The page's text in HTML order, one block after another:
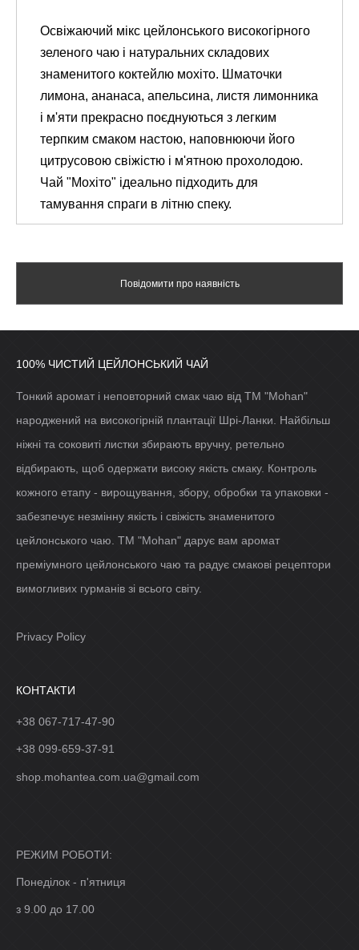
Освіжаючий мікс цейлонського високогірного
зеленого чаю і натуральних складових
знаменитого коктейлю мохіто. Шматочки
лимона, ананаса, апельсина, листя лимонника
і м'яти прекрасно поєднуються з легким
терпким смаком настою, наповнюючи його
цитрусовою свіжістю і м'ятною прохолодою.
Чай "Мохіто" ідеально підходить для
тамування спраги в літню спеку.
Повідомити про наявність
100% ЧИСТИЙ ЦЕЙЛОНСЬКИЙ ЧАЙ
Тонкий аромат і неповторний смак чаю від ТМ "Mohan"
народжений на високогірній плантації Шрі-Ланки. Найбільш
ніжні та соковиті листки збирають вручну, ретельно
відбирають, щоб одержати високу якість смаку. Контроль
кожного етапу - вирощування, збору, обробки та упаковки -
забезпечує незмінну якість і свіжість знаменитого
цейлонського чаю. ТМ "Mohan" дарує вам аромат
преміумного цейлонського чаю та радує смакові рецептори
вимогливих гурманів зі всього світу.
Privacy Policy
КОНТАКТИ
+38 067-717-47-90
+38 099-659-37-91
shop.mohantea.com.ua@gmail.com
РЕЖИМ РОБОТИ:
Понеділок - п'ятниця
з 9.00 до 17.00